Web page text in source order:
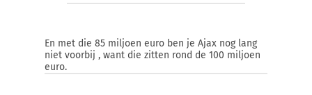
En met die 85 miljoen euro ben je Ajax nog lang
niet voorbij , want die zitten rond de 100 miljoen
euro.